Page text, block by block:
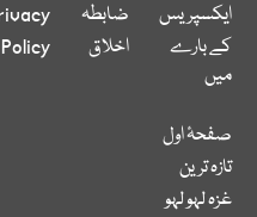
ایکسپریس
کے بارے
میں
ضابطہ
اخلاق Policy
صفحۂ اول
تازہ ترین
غزہ لہو لہو